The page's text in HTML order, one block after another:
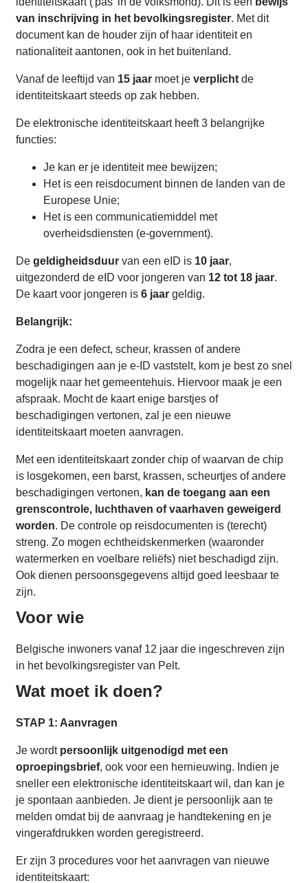
van inschrijving in het bevolkingsregister. Met dit
document kan de houder zijn of haar identiteit en
nationaliteit aantonen, ook in het buitenland.
Vanaf de leeftijd van 15 jaar moet je verplicht de
identiteitskaart steeds op zak hebben.
De elektronische identiteitskaart heeft 3 belangrijke
functies:
Je kan er je identiteit mee bewijzen;
Het is een reisdocument binnen de landen van de
Europese Unie;
Het is een communicatiemiddel met
overheidsdiensten (e-government).
De geldigheidsduur van een eID is 10 jaar,
uitgezonderd de eID voor jongeren van 12 tot 18 jaar.
De kaart voor jongeren is 6 jaar geldig.
Belangrijk:
Zodra je een defect, scheur, krassen of andere
beschadigingen aan je e-ID vaststelt, kom je best zo snel
mogelijk naar het gemeentehuis. Hiervoor maak je een
afspraak. Mocht de kaart enige barstjes of
beschadigingen vertonen, zal je een nieuwe
identiteitskaart moeten aanvragen.
Met een identiteitskaart zonder chip of waarvan de chip
is losgekomen, een barst, krassen, scheurtjes of andere
beschadigingen vertonen, kan de toegang aan een
grenscontrole, luchthaven of vaarhaven geweigerd
worden. De controle op reisdocumenten is (terecht)
streng. Zo mogen echtheidskenmerken (waaronder
watermerken en voelbare reliëfs) niet beschadigd zijn.
Ook dienen persoonsgegevens altijd goed leesbaar te
zijn.
Voor wie
Belgische inwoners vanaf 12 jaar die ingeschreven zijn
in het bevolkingsregister van Pelt.
Wat moet ik doen?
STAP 1: Aanvragen
Je wordt persoonlijk uitgenodigd met een
oproepingsbrief, ook voor een hernieuwing. Indien je
sneller een elektronische identiteitskaart wil, dan kan je
je spontaan aanbieden. Je dient je persoonlijk aan te
melden omdat bij de aanvraag je handtekening en je
vingerafdrukken worden geregistreerd.
Er zijn 3 procedures voor het aanvragen van nieuwe
identiteitskaart: